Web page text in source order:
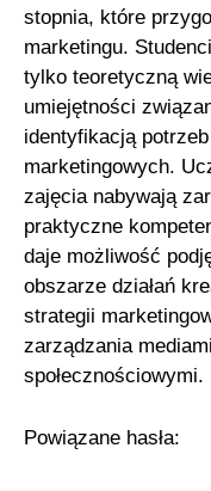
stopnia, które
marketingu.
tylko teoretyczną
umiejętności
identyfikacją
marketingowych.
zajęcia nabywają
praktyczne
daje możliwość
obszarze działań
strategii
zarządzania mediami
społecznościowymi.
Powiązane hasła: